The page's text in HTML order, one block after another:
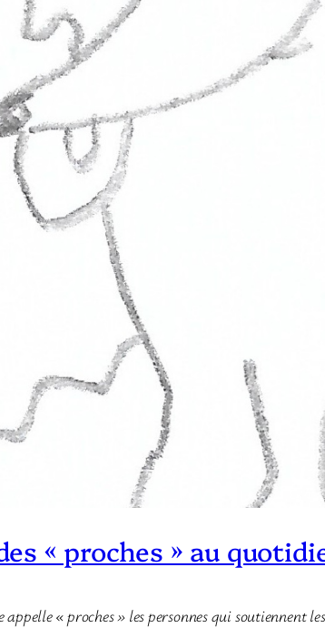
« proches » au
« proches » les personnes qui soutiennent